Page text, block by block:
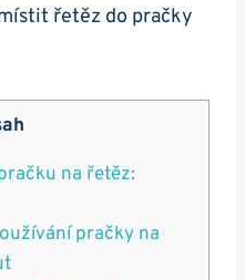
‌řetěz do pračky
na řetěz:
pračky na